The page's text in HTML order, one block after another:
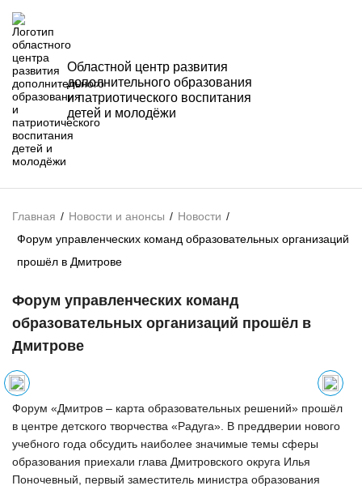
Областной центр развития
дополнительного образования
и патриотического воспитания
детей и молодёжи
Главная / Новости и анонсы / Новости /
Форум управленческих команд образовательных организаций
прошёл в Дмитрове
Форум управленческих команд
образовательных организаций прошёл в
Дмитрове
Форум «Дмитров – карта образовательных решений» прошёл
в центре детского творчества «Радуга». В преддверии нового
учебного года обсудить наиболее значимые темы сферы
образования приехали глава Дмитровского округа Илья
Поночевный, первый заместитель министра образования